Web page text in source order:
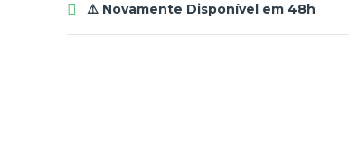
 ⚠️ Novamente Disponível em 48h